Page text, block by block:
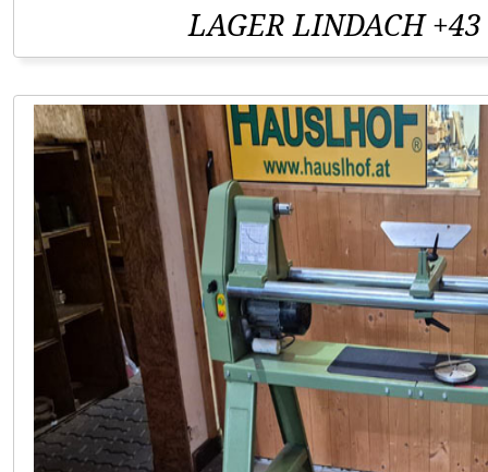
LAGER LINDACH